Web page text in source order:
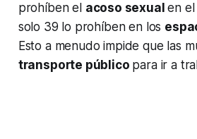
prohíben el acoso sexualen
solo 39 lo prohíben en los
Esto a menudo impide que las
transporte público para ir a